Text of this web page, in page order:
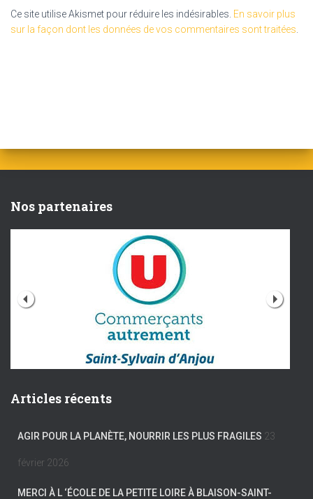
Ce site utilise Akismet pour réduire les indésirables. En savoir plus
sur la façon dont les données de vos commentaires sont traitées
Nos partenaires
Articles récents
AGIR POUR LA PLANÈTE, NOURRIR LES PLUS FRAGILES 23
février 2026
MERCI À L ‘ÉCOLE DE LA PETITE LOIRE À BLAISON-SAINT-